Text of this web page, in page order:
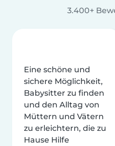
3.400+
Eine schöne und
sichere Möglichkeit,
Babysitter zu finden
und den Alltag von
Müttern und Vätern
zu erleichtern, die zu
Hause Hilfe